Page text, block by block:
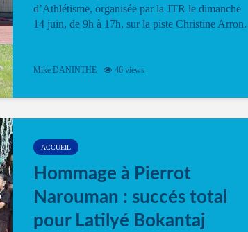
d’Athlétisme, organisée par la JTR le dimanche
14 juin, de 9h à 17h, sur la piste Christine Arron.
Mike DANINTHE 46 views
ACCUEIL
Hommage à Pierrot
Narouman : succés total
pour Latilyé Bokantaj